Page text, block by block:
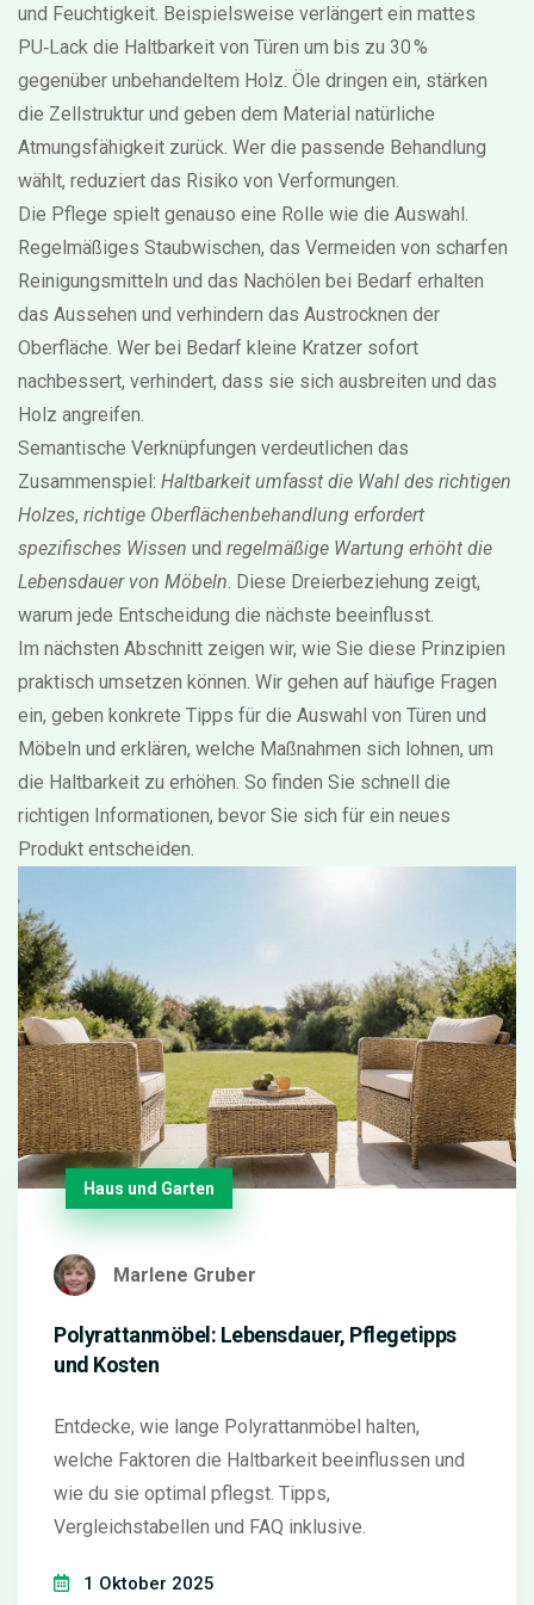
und Feuchtigkeit. Beispielsweise verlängert ein mattes
PU‑Lack die Haltbarkeit von Türen um bis zu 30 %
gegenüber unbehandeltem Holz. Öle dringen ein, stärken
die Zellstruktur und geben dem Material natürliche
Atmungsfähigkeit zurück. Wer die passende Behandlung
wählt, reduziert das Risiko von Verformungen.
Die Pflege spielt genauso eine Rolle wie die Auswahl.
Regelmäßiges Staubwischen, das Vermeiden von scharfen
Reinigungsmitteln und das Nachölen bei Bedarf erhalten
das Aussehen und verhindern das Austrocknen der
Oberfläche. Wer bei Bedarf kleine Kratzer sofort
nachbessert, verhindert, dass sie sich ausbreiten und das
Holz angreifen.
Semantische Verknüpfungen verdeutlichen das
Zusammenspiel: Haltbarkeit umfasst die Wahl des richtigen
Holzes, richtige Oberflächenbehandlung erfordert
spezifisches Wissen und regelmäßige Wartung erhöht die
Lebensdauer von Möbeln. Diese Dreierbeziehung zeigt,
warum jede Entscheidung die nächste beeinflusst.
Im nächsten Abschnitt zeigen wir, wie Sie diese Prinzipien
praktisch umsetzen können. Wir gehen auf häufige Fragen
ein, geben konkrete Tipps für die Auswahl von Türen und
Möbeln und erklären, welche Maßnahmen sich lohnen, um
die Haltbarkeit zu erhöhen. So finden Sie schnell die
richtigen Informationen, bevor Sie sich für ein neues
Produkt entscheiden.
Haus und Garten
Marlene Gruber
Polyrattanmöbel: Lebensdauer, Pflegetipps
und Kosten
Entdecke, wie lange Polyrattanmöbel halten,
welche Faktoren die Haltbarkeit beeinflussen und
wie du sie optimal pflegst. Tipps,
Vergleichstabellen und FAQ inklusive.
1 Oktober 2025